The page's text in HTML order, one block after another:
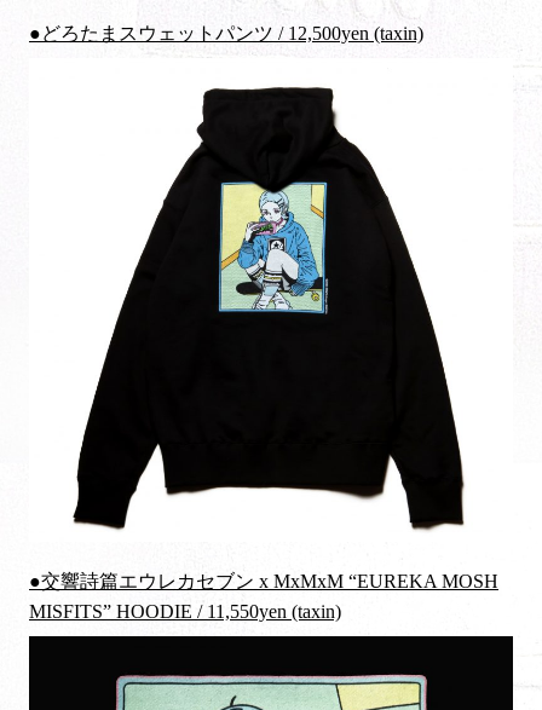
●どろたまスウェットパンツ / 12,500yen (taxin)
●交響詩篇エウレカセブン x MxMxM “EUREKA MOSH
MISFITS” HOODIE / 11,550yen (taxin)